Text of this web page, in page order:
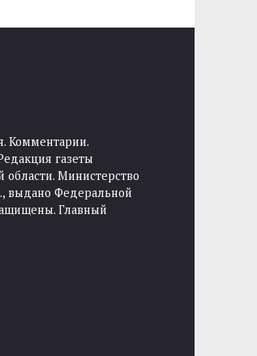
Комментарии.
газеты
области. Министерство
выдано Федеральной
Главный